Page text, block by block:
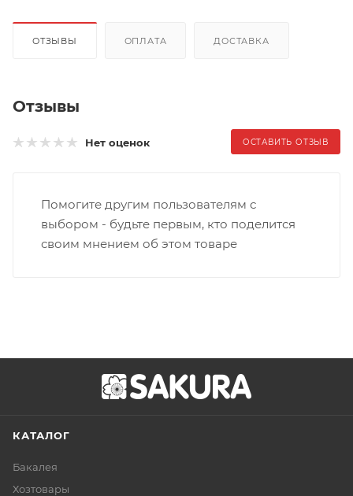
ОТЗЫВЫ ОПЛАТА ДОСТАВКА
Отзывы
Нет оценок ОСТАВИТЬ ОТЗЫВ
Помогите другим пользователям с
выбором - будьте первым, кто поделится
своим мнением об этом товаре
КАТАЛОГ
Бакалея
Хозтовары